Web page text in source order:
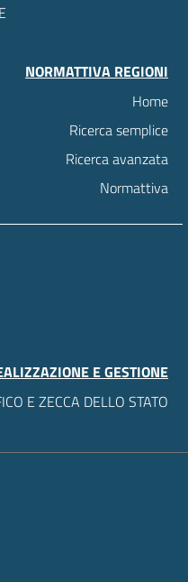
NORMATTIVA REGIONI
Home
Ricerca semplice
Ricerca avanzata
Normattiva
E GESTIONE
E ZECCA DELLO STATO